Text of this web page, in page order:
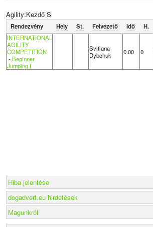
Agility:Kezdő S
Rendezvény Hely St. Felvezető Idő H.
INTERNATIONAL
AGILITY
COMPETITION
-Beginner
Jumping I
Svitlana
Dybchuk
0.00 0
Hiba jelentése
dogadvert.eu hirdetések
Magunkról